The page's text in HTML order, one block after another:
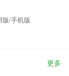
版/手机版
更多